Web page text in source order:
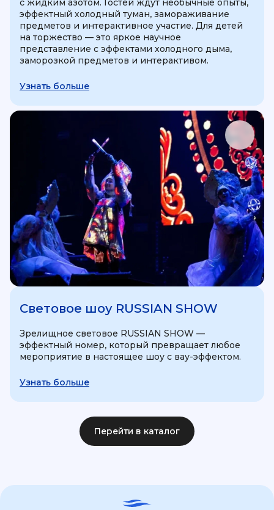
с жидким азотом. Гостей ждут необычные опыты,
эффектный холодный туман, замораживание
предметов и интерактивное участие. Для детей
на торжество — это яркое научное
представление с эффектами холодного дыма,
заморозкой предметов и интерактивом.
Узнать больше
Световое шоу RUSSIAN SHOW
Зрелищное световое RUSSIAN SHOW —
эффектный номер, который превращает любое
мероприятие в настоящее шоу с вау-эффектом.
Узнать больше
Перейти в каталог